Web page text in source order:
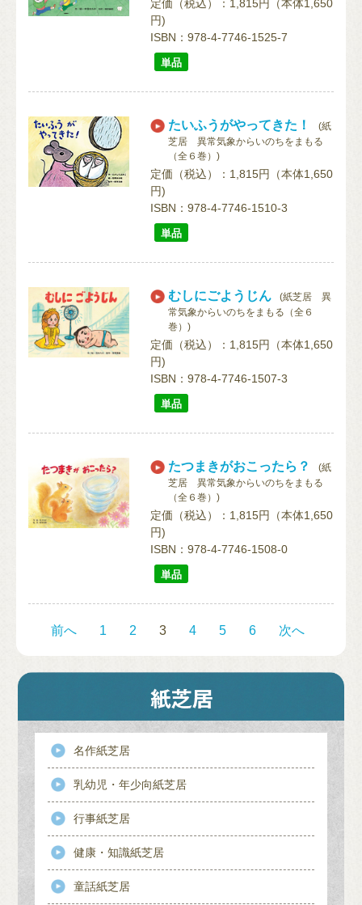
定価（税込）：1,815円（本体1,650
円)
ISBN：978-4-7746-1525-7
単品
たいふうがやってきた！
(紙
芝居 異常気象からいのちをまもる
（全６巻）)
定価（税込）：1,815円（本体1,650
円)
ISBN：978-4-7746-1510-3
単品
むしにごようじん
(紙芝居 異
常気象からいのちをまもる（全６
巻）)
定価（税込）：1,815円（本体1,650
円)
ISBN：978-4-7746-1507-3
単品
たつまきがおこったら？
(紙
芝居 異常気象からいのちをまもる
（全６巻）)
定価（税込）：1,815円（本体1,650
円)
ISBN：978-4-7746-1508-0
単品
前へ 1 2 3 4 5 6 次へ
名作紙芝居
乳幼児・年少向紙芝居
行事紙芝居
健康・知識紙芝居
童話紙芝居